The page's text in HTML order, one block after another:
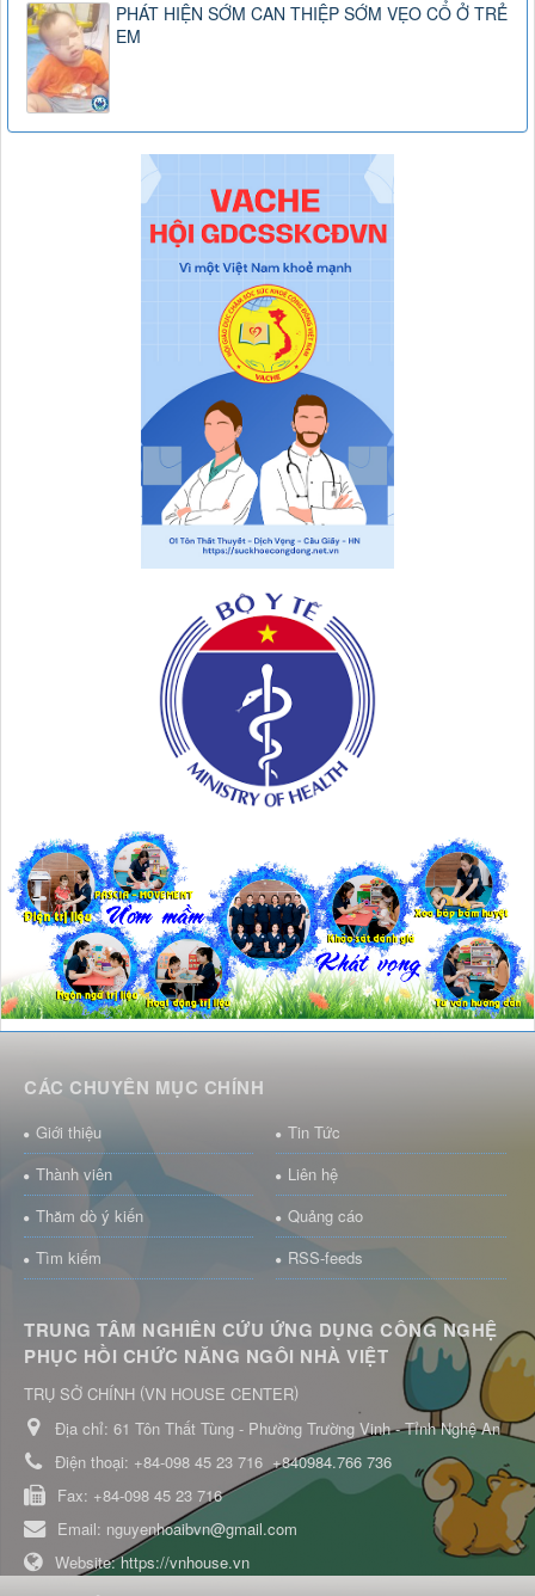
PHÁT HIỆN SỚM CAN THIỆP SỚM VẸO CỔ Ở TRẺ
EM
CÁC CHUYÊN MỤC CHÍNH
Giới thiệu
Tin Tức
Thành viên
Liên hệ
Thăm dò ý kiến
Quảng cáo
Tìm kiếm
RSS-feeds
TRUNG TÂM NGHIÊN CỨU ỨNG DỤNG CÔNG NGHỆ
PHỤC HỒI CHỨC NĂNG NGÔI NHÀ VIỆT
TRỤ SỞ CHÍNH (VN HOUSE CENTER)
Địa chỉ: 61 Tôn Thất Tùng - Phường Trường Vinh - Tỉnh Nghệ An
Điện thoại: +84-098 45 23 716 +840984.766 736
Fax: +84-098 45 23 716
Email: nguyenhoaibvn@gmail.com
Website:https://vnhouse.vn